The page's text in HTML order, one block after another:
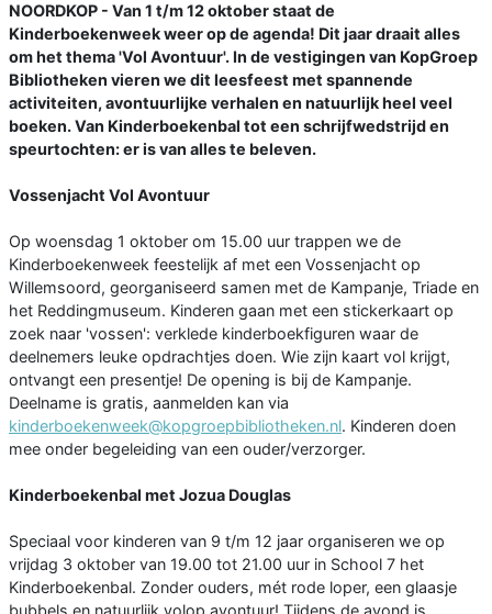
NOORDKOP - Van 1 t/m 12 oktober staat de
Kinderboekenweek weer op de agenda! Dit jaar draait alles
om het thema 'Vol Avontuur'. In de vestigingen van KopGroep
Bibliotheken vieren we dit leesfeest met spannende
activiteiten, avontuurlijke verhalen en natuurlijk heel veel
boeken. Van Kinderboekenbal tot een schrijfwedstrijd en
speurtochten: er is van alles te beleven.
Vossenjacht Vol Avontuur
Op woensdag 1 oktober om 15.00 uur trappen we de
Kinderboekenweek feestelijk af met een Vossenjacht op
Willemsoord, georganiseerd samen met de Kampanje, Triade en
het Reddingmuseum. Kinderen gaan met een stickerkaart op
zoek naar 'vossen': verklede kinderboekfiguren waar de
deelnemers leuke opdrachtjes doen. Wie zijn kaart vol krijgt,
ontvangt een presentje! De opening is bij de Kampanje.
Deelname is gratis, aanmelden kan via
kinderboekenweek@kopgroepbibliotheken.nl. Kinderen doen
mee onder begeleiding van een ouder/verzorger.
Kinderboekenbal met Jozua Douglas
Speciaal voor kinderen van 9 t/m 12 jaar organiseren we op
vrijdag 3 oktober van 19.00 tot 21.00 uur in School 7 het
Kinderboekenbal. Zonder ouders, mét rode loper, een glaasje
bubbels en natuurlijk volop avontuur! Tijdens de avond is